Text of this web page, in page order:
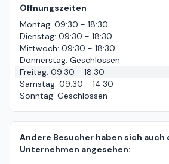
Öffnungszeiten
Montag: 09:30 - 18:30
Dienstag: 09:30 - 18:30
Mittwoch: 09:30 - 18:30
Donnerstag: Geschlossen
Freitag: 09:30 - 18:30
Samstag: 09:30 - 14:30
Sonntag: Geschlossen
Andere Besucher haben sich auch
Unternehmen angesehen: